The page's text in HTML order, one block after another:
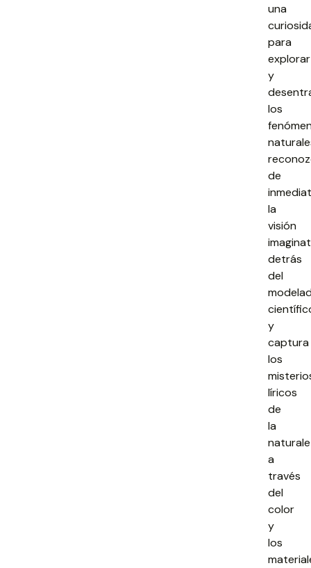
una
para
explorar
y
los
de
la
visión
detrás
del
y
captura
los
líricos
de
la
a
través
del
color
y
los